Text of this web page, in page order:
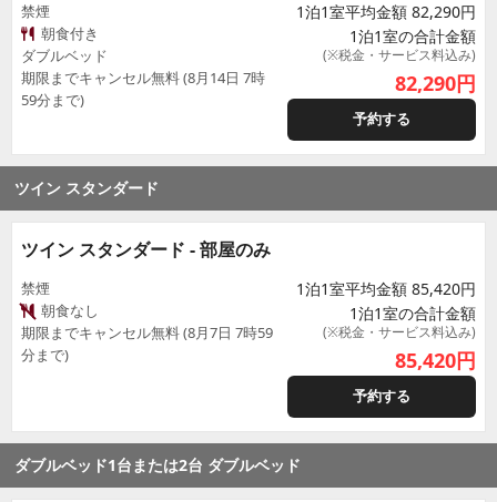
禁煙
朝食付き
ダブルベッド
期限までキャンセル無料 (8月14日 7時
59分まで)
1泊1室平均金額 82,290円
1泊1室の合計金額
(※税金・サービス料込み)
82,290円
予約する
ツイン スタンダード
ツイン スタンダード - 部屋のみ
禁煙
朝食なし
期限までキャンセル無料 (8月7日 7時59
分まで)
1泊1室平均金額 85,420円
1泊1室の合計金額
(※税金・サービス料込み)
85,420円
予約する
ダブルベッド1台または2台 ダブルベッド